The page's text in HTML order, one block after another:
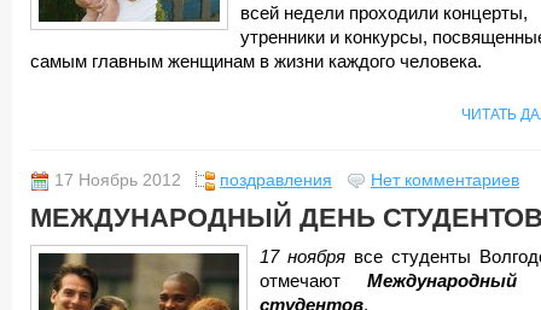
всей недели проходили концерты,
утренники и конкурсы,
самым главным женщинам в жизни каждого человека.
ЧИТАТЬ
17 Ноябрь 2012 поздравления Нет комментариев
МЕЖДУНАРОДНЫЙ ДЕНЬ
17 ноября все студенты
отмечают Международный
студентов.